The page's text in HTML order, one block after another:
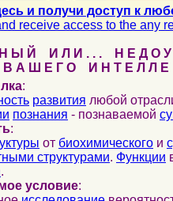
и получи доступ к
receive access to the any
Ы Й И Л И . . . Н Е Д О У
А Ш Е Г О И Н Т Е Л Л Е
:
развития любой
познания - познаваемой
:
от биохимического и
структурами. Функции
.
условие: